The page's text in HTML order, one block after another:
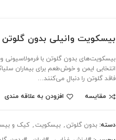
بیسکویت وانیلی بدون گلوتن
بیسکویت‌های بدون گلوتن با فرمولاسیونی
انتخابی ایمن و خوش‌طعم برای بیماران
فاقد گلوتن را دنبال می‌کنند…
مقایسه
افزودن به علاقه مندی
دسته: بدون گلوتن , بیسکویت , کیک و